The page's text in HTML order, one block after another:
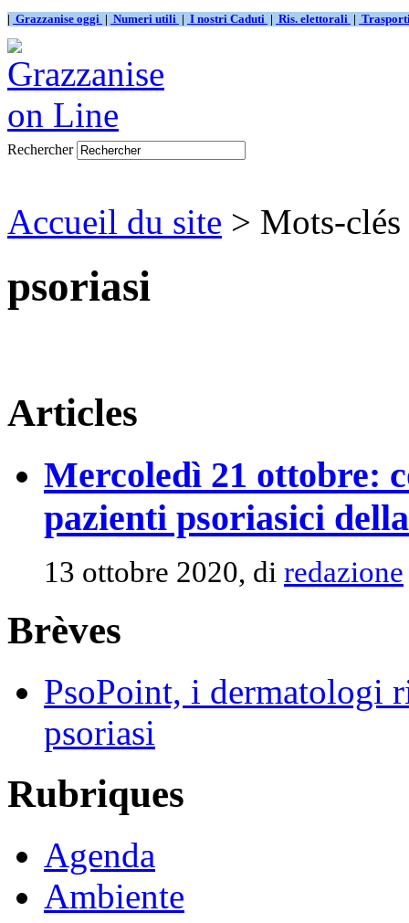
| Grazzanise oggi | Numeri utili | I nostri Caduti | Ris. elettorali |
Rechercher
Accueil du site > Mots-
psoriasi
Articles
Mercoledì 21 ottobre:
pazienti psoriasici
13 ottobre 2020, di redazione
Brèves
PsoPoint, i dermatologi
psoriasi
Rubriques
Agenda
Ambiente